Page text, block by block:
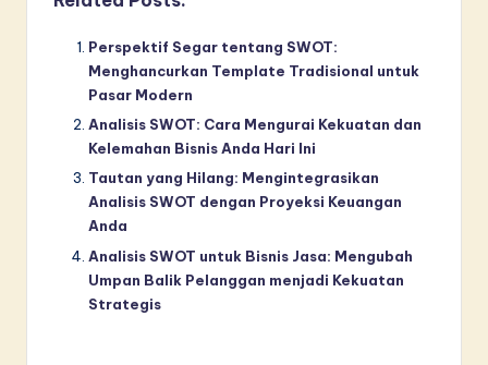
Perspektif Segar tentang SWOT:
Menghancurkan Template Tradisional untuk
Pasar Modern
Analisis SWOT: Cara Mengurai Kekuatan dan
Kelemahan Bisnis Anda Hari Ini
Tautan yang Hilang: Mengintegrasikan
Analisis SWOT dengan Proyeksi Keuangan
Anda
Analisis SWOT untuk Bisnis Jasa: Mengubah
Umpan Balik Pelanggan menjadi Kekuatan
Strategis